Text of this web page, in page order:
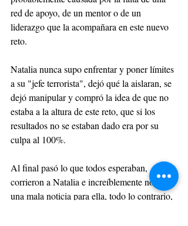
red de apoyo, de un mentor o de un
liderazgo que la acompañara en este nuevo
reto.
Natalia nunca supo enfrentar y poner límites
a su "jefe terrorista", dejó qué la aislaran, se
dejó manipular y compró la idea de que no
estaba a la altura de este reto, que si los
resultados no se estaban dado era por su
culpa al 100%.
Al final pasó lo que todos esperaban,
corrieron a Natalia e increíblemente no fue
una mala noticia para ella, todo lo contrario,